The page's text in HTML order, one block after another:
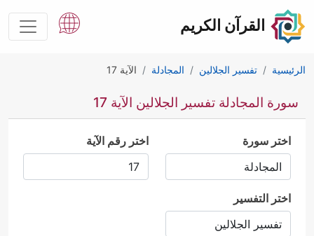
القرآن الكريم
الرئيسية تفسير الجلالين المجادلة الآية 17
سورة المجادلة تفسير الجلالين الآية 17
اختر سورة اختر رقم الآية
اختر التفسير